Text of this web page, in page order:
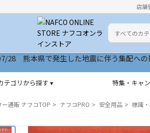
店舗
カテゴリ
検索キーワー
28 サイトリニューアルいたしました
テゴリから探す ▾ 特集・キャ
通販 ナフコTOP ナフコPRO 安全用品 標識